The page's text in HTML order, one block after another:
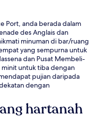
Port, anda berada dalam
des Anglais dan
minuman di bar/ruang
yang sempurna untuk
dan Pusat Membeli-
minit untuk tiba dengan
pujian daripada
dengan
hartanah